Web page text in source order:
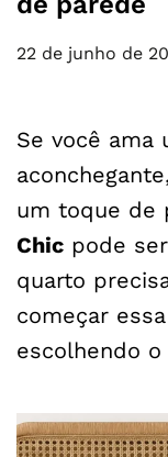
22 de junho de
Se você ama
um toque de
Chic pode
quarto
começar
escolhendo o